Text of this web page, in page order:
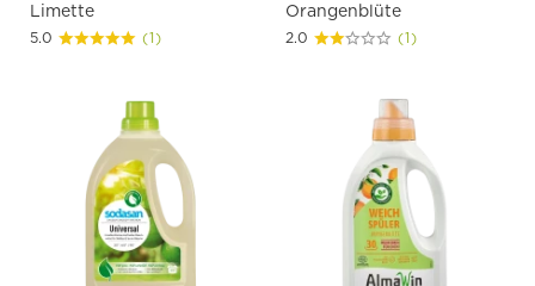
Limette
5.0 (1)
Orangenblüte
2.0 (1)